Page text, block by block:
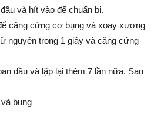
và hít vào để chuẩn bị.
căng cứng cơ bụng và xoay xương
nguyên trong 1 giây và căng cứng
đầu và lặp lại thêm 7 lần nữa. Sau
bụng